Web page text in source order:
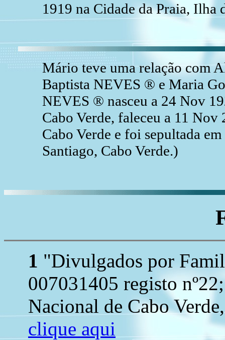
1919 na Cidade da Praia, Ilha
Mário teve uma relação com
Baptista NEVES ® e Maria
NEVES ® nasceu a 24 Nov
Cabo Verde, faleceu a 11
Cabo Verde e foi sepultada
Santiago, Cabo Verde.)
1 "Divulgados por
007031405 registo
Nacional de Cabo
clique aqui